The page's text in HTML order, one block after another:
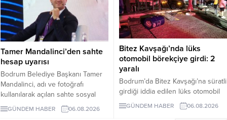
Tamer Mandalinci’den sahte
hesap uyarısı
Bodrum Belediye Başkanı Tamer
Mandalinci, adı ve fotoğrafı
kullanılarak açılan sahte sosyal
medya hesaplarına karşı uyarıda
bulundu. Mandalinci, tek resmî
GÜNDEM HABER 06.08.2026
Bitez Kavşağı’nda lüks
otomobil börekçiye girdi: 2
yaralı
Bodrum’da Bitez Kavşağı’na süratli
girdiği iddia edilen lüks otomobil
börekçiye girdi. Kazada sürücü ve
GÜNDEM HABER 06.08.2026